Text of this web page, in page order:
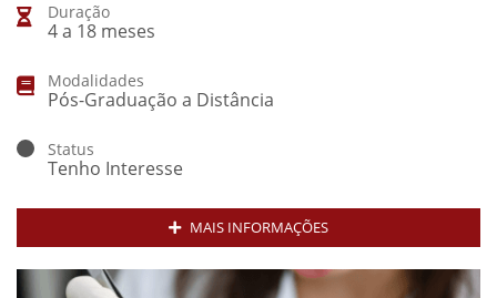
Duração
4 a 18 meses
Modalidades
Pós-Graduação a Distância
Status
Tenho Interesse
MAIS INFORMAÇÕES